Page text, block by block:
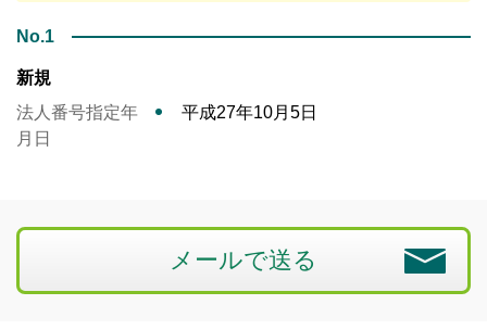
No.1
新規
法人番号指定年
月日
平成27年10月5日
メールで送る